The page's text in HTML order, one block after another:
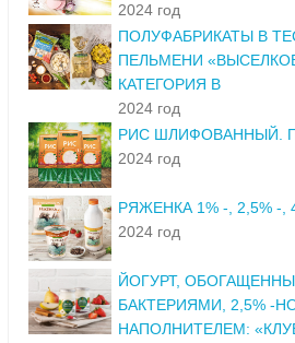
2024 год
ПОЛУФАБРИКАТЫ В
ПЕЛЬМЕНИ
КАТЕГОРИЯ В
2024 год
РИС ШЛИФОВАННЫЙ.
2024 год
РЯЖЕНКА 1% -, 2,5%
2024 год
ЙОГУРТ,
БАКТЕРИЯМИ, 2,5% -
НАПОЛНИТЕЛЕМ: